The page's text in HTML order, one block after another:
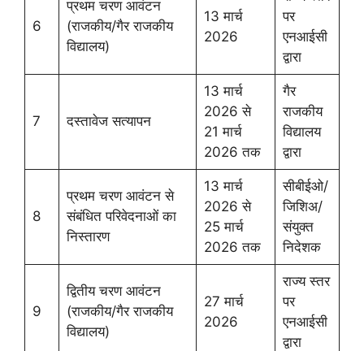
6
प्रथम चरण आवंटन
(राजकीय/गैर राजकीय
विद्यालय)
13 मार्च
2026
पर
एनआईसी
द्वारा
7 दस्तावेज सत्यापन
13 मार्च
2026 से
21 मार्च
2026 तक
गैर
राजकीय
विद्यालय
द्वारा
8
प्रथम चरण आवंटन से
संबंधित परिवेदनाओं का
निस्तारण
13 मार्च
2026 से
25 मार्च
2026 तक
सीबीईओ/
जिशिअ/
संयुक्त
निदेशक
9
द्वितीय चरण आवंटन
(राजकीय/गैर राजकीय
विद्यालय)
27 मार्च
2026
राज्य स्तर
पर
एनआईसी
द्वारा